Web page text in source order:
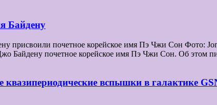
Байдену
присвоили почетное корейское имя Пэ Чжи Сон Фото:
Байдену почетное корейское имя Пэ Чжи Сон. Об этом
вспышки в галактике